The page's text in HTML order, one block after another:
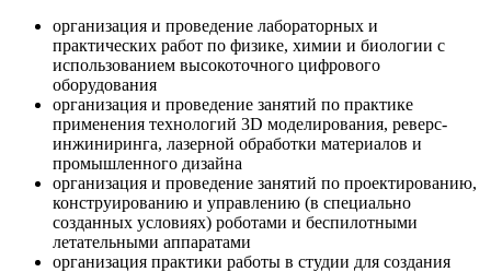
организация и проведение лабораторных и
практических работ по физике, химии и биологии с
использованием высокоточного цифрового
оборудования
организация и проведение занятий по практике
применения технологий 3D моделирования, реверс-
инжиниринга, лазерной обработки материалов и
промышленного дизайна
организация и проведение занятий по проектированию,
конструированию и управлению (в специально
созданных условиях) роботами и беспилотными
летательными аппаратами
организация практики работы в студии для создания